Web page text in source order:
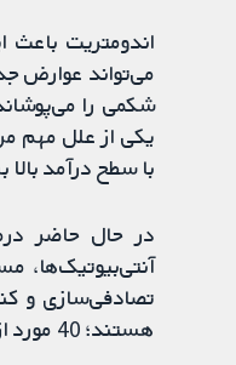
اندومتریت
می‌تواند عوارض
یکی از علل مهم
با سطح درآمد
در حال حاضر
تصادفی‌سازی و
هستند؛ 40 مورد از این مطالعات (شامل 4240 زن) داده‌هایی را برای آنالیز ارائه دادند.